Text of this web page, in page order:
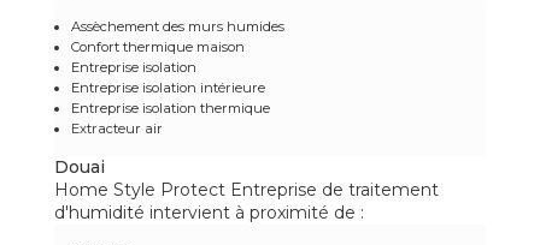
Assèchement des murs humides
Confort thermique maison
Entreprise isolation
Entreprise isolation intérieure
Entreprise isolation thermique
Extracteur air
Douai
Home Style Protect Entreprise de traitement
d'humidité intervient à proximité de :